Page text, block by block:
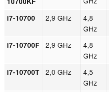
i7-10700 2,9 GHz
4,8
GHz
i7-10700F 2,9 GHz
4,8
GHz
i7-10700T 2,0 GHz
4,5
GHz